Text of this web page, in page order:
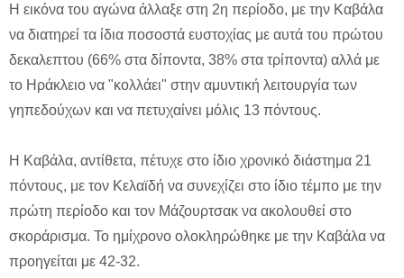
Η εικόνα του αγώνα άλλαξε στη 2η περίοδο, με την Καβάλα
να διατηρεί τα ίδια ποσοστά ευστοχίας με αυτά του πρώτου
δεκαλεπτου (66% στα δίποντα, 38% στα τρίποντα) αλλά με
το Ηράκλειο να "κολλάει" στην αμυντική λειτουργία των
γηπεδούχων και να πετυχαίνει μόλις 13 πόντους.
Η Καβάλα, αντίθετα, πέτυχε στο ίδιο χρονικό διάστημα 21
πόντους, με τον Κελαϊδή να συνεχίζει στο ίδιο τέμπο με την
πρώτη περίοδο και τον Μάζουρτσακ να ακολουθεί στο
σκοράρισμα. Το ημίχρονο ολοκληρώθηκε με την Καβάλα να
προηγείται με 42-32.